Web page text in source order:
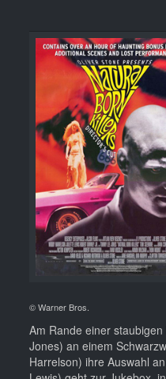
© Warner Bros.
Am Rande einer
Jones) an einem
Harrelson) ihre Auswahl